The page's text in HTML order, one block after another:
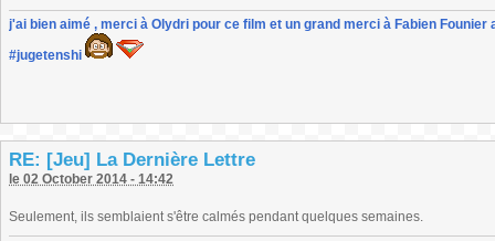
j'ai bien aimé , merci à Olydri pour ce film et un grand merci à Fabien
#jugetenshi
RE: [Jeu] La Dernière Lettre
le 02 October 2014 - 14:42
Seulement, ils semblaient s'être calmés pendant quelques semaines.